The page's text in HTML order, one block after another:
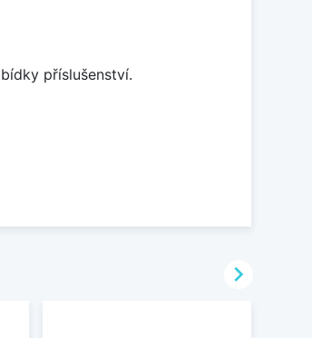
příslušenství.
